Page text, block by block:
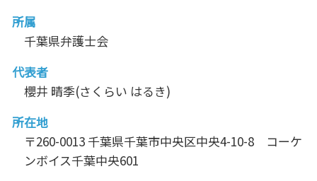
所属
千葉県弁護士会
代表者
櫻井 晴季(さくらい はるき)
所在地
〒260-0013 千葉県千葉市中央区中央4-10-8 コーケ
ンボイス千葉中央601